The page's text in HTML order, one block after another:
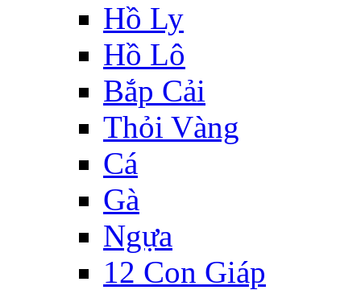
Hồ Ly
Hồ Lô
Bắp Cải
Thỏi Vàng
Cá
Gà
Ngựa
12 Con Giáp